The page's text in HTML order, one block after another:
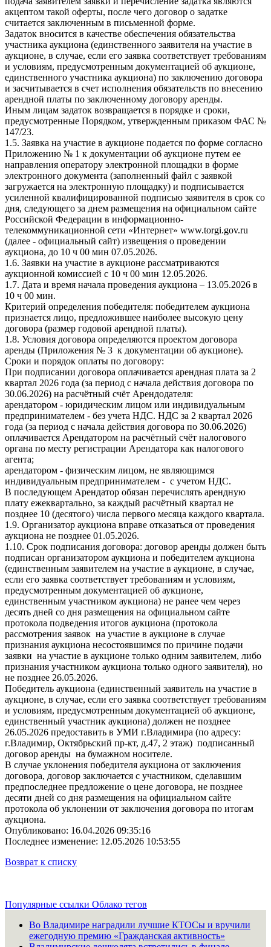
акцептом такой оферты, после чего договор о задатке
считается заключенным в письменной форме.
Задаток вносится в качестве обеспечения обязательства
участника аукциона (единственного заявителя на участие в
аукционе, в случае, если его заявка соответствует требованиям
и условиям, предусмотренным документацией об аукционе,
единственного участника аукциона) по заключению договора
и засчитывается в счет исполнения обязательств по внесению
арендной платы по заключенному договору аренды.
Иным лицам задаток возвращается в порядке и сроки,
предусмотренные Порядком, утвержденным приказом ФАС №
147/23.
1.5. Заявка на участие в аукционе подается по форме согласно
Приложению № 1 к документации об аукционе путем ее
направления оператору электронной площадки в форме
электронного документа (заполненный файл с заявкой
загружается на электронную площадку) и подписывается
усиленной квалифицированной подписью заявителя в срок со
дня, следующего за днем размещения на официальном сайте
Российской Федерации в информационно-
телекоммуникационной сети «Интернет» www.torgi.gov.ru
(далее - официальный сайт) извещения о проведении
аукциона, до 10 ч 00 мин 07.05.2026.
1.6. Заявки на участие в аукционе рассматриваются
аукционной комиссией с 10 ч 00 мин 12.05.2026.
1.7. Дата и время начала проведения аукциона – 13.05.2026 в
10 ч 00 мин.
Критерий определения победителя: победителем аукциона
признается лицо, предложившее наиболее высокую цену
договора (размер годовой арендной платы).
1.8. Условия договора определяются проектом договора
аренды (Приложения № 3 к документации об аукционе).
Сроки и порядок оплаты по договору:
При подписании договора оплачивается арендная плата за 2
квартал 2026 года (за период с начала действия договора по
30.06.2026) на расчётный счёт Арендодателя:
арендатором - юридическим лицом или индивидуальным
предпринимателем - без учета НДС. НДС за 2 квартал 2026
года (за период с начала действия договора по 30.06.2026)
оплачивается Арендатором на расчётный счёт налогового
органа по месту регистрации Арендатора как налогового
агента;
арендатором - физическим лицом, не являющимся
индивидуальным предпринимателем - с учетом НДС.
В последующем Арендатор обязан перечислять арендную
плату ежеквартально, за каждый расчётный квартал не
позднее 10 (десятого) числа первого месяца каждого квартала.
1.9. Организатор аукциона вправе отказаться от проведения
аукциона не позднее 01.05.2026.
1.10. Срок подписания договора: договор аренды должен быть
подписан организатором аукциона и победителем аукциона
(единственным заявителем на участие в аукционе, в случае,
если его заявка соответствует требованиям и условиям,
предусмотренным документацией об аукционе,
единственным участником аукциона) не ранее чем через
десять дней со дня размещения на официальном сайте
протокола подведения итогов аукциона (протокола
рассмотрения заявок на участие в аукционе в случае
признания аукциона несостоявшимся по причине подачи
заявки на участие в аукционе только одним заявителем, либо
признания участником аукциона только одного заявителя), но
не позднее 26.05.2026.
Победитель аукциона (единственный заявитель на участие в
аукционе, в случае, если его заявка соответствует требованиям
и условиям, предусмотренным документацией об аукционе,
единственный участник аукциона) должен не позднее
26.05.2026 предоставить в УМИ г.Владимира (по адресу:
г.Владимир, Октябрьский пр-кт, д.47, 2 этаж) подписанный
договор аренды на бумажном носителе.
В случае уклонения победителя аукциона от заключения
договора, договор заключается с участником, сделавшим
предпоследнее предложение о цене договора, не позднее
десяти дней со дня размещения на официальном сайте
протокола об уклонении от заключения договора по итогам
аукциона.
Опубликовано: 16.04.2026 09:35:16
Последнее изменение: 12.05.2026 10:53:55
Возврат к списку
Популярные ссылки Облако тегов
Во Владимире наградили лучшие КТОСы и вручили
ежегодную премию «Гражданская активность»